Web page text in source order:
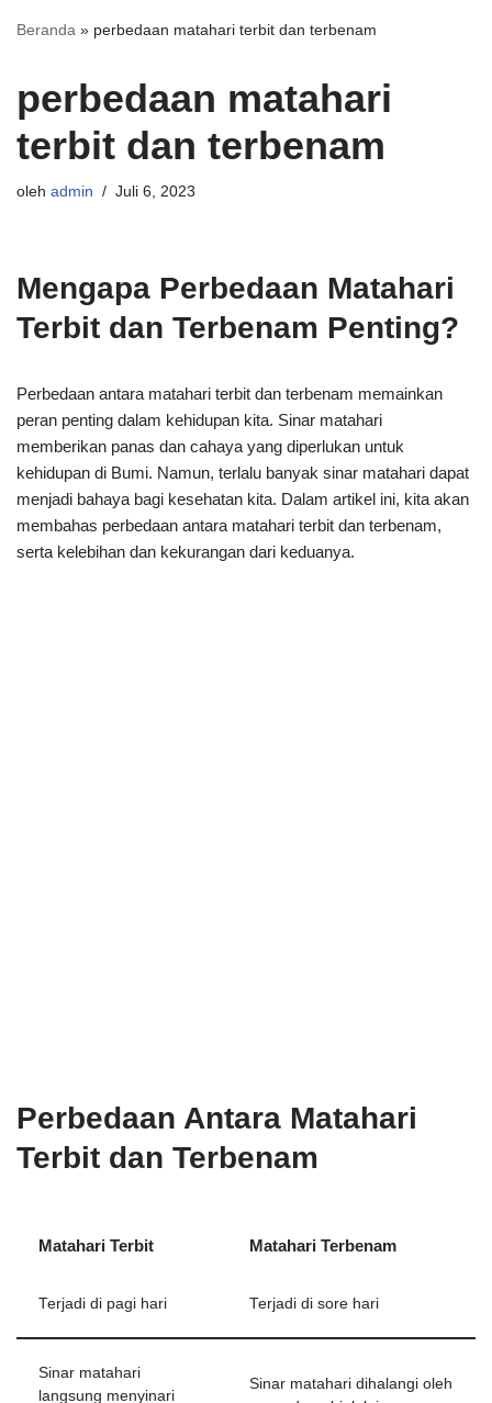
Beranda » perbedaan matahari terbit dan terbenam
perbedaan matahari
terbit dan terbenam
oleh admin Juli 6, 2023
Mengapa Perbedaan Matahari
Terbit dan Terbenam Penting?
Perbedaan antara matahari terbit dan terbenam memainkan
peran penting dalam kehidupan kita. Sinar matahari
memberikan panas dan cahaya yang diperlukan untuk
kehidupan di Bumi. Namun, terlalu banyak sinar matahari dapat
menjadi bahaya bagi kesehatan kita. Dalam artikel ini, kita akan
membahas perbedaan antara matahari terbit dan terbenam,
serta kelebihan dan kekurangan dari keduanya.
Perbedaan Antara Matahari
Terbit dan Terbenam
Matahari Terbit Matahari Terbenam
Terjadi di pagi hari Terjadi di sore hari
Sinar matahari
langsung menyinari
Sinar matahari dihalangi oleh